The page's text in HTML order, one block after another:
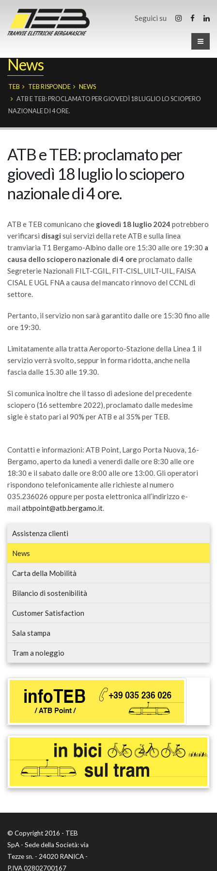
Seguici su
News
TEB TEB RISPONDE
NEWS
ATB E TEB: PROCLAMATO PER GIOVEDÌ 18 LUGLIO LO SCIOPERO
NAZIONALE DI 4 ORE.
ATB e TEB: proclamato per
giovedì 18 luglio lo sciopero
nazionale di 4 ore.
ATB e TEB comunicano che giovedì 18 luglio 2024 potrebbero
verificarsi disagi sui servizi della rete ATB e sulla linea
tramviaria T1 Bergamo-Albino dalle ore 15:30 alle ore 19:30 a
causa dello sciopero nazionale di 4 ore proclamato dalle
Segreterie Nazionali FILT-CGIL, FIT-CISL, UILT-UIL, FAISA
CISAL E UGL FNA a causa del mancato rinnovo del CCNL di
settore.
Pertanto, il servizio non sarà garantito dalle ore 15:30 fino alle
ore 19:30.
Limitatamente alla tratta Aeroporto-Stazione della Linea 1 il
servizio verrà svolto, seppur in forma ridotta, anche nella
fascia dalle 15.30 alle 19.30.
Si comunica inoltre che il tasso di adesione del precedente
sciopero (16 settembre 2022), proclamato dalle medesime
sigle è stato pari al 90% per ATB e al 35% per TEB.
Contatti e informazioni: ATB Point, Largo Porta Nuova, 16-
Bergamo, aperto da lunedì a venerdì dalle ore 8:30 alle ore
18:30 e il sabato dalle ore 8:00 alle ore 13:00. Gli operatori
rispondono telefonicamente alle richieste al numero
035.236026 oppure per posta elettronica all’indirizzo e-
mail atbpoint@atb.bergamo.it.
Assistenza clienti
News
Carta della Mobilità
Bilancio di sostenibilità
Customer Satisfaction
Sala stampa
Tram a noleggio
© Copyright 2016 - TEB
SpA - Sede della Società: via
Tezze sn. - 24020 RANICA -
P.IVA 02802700167